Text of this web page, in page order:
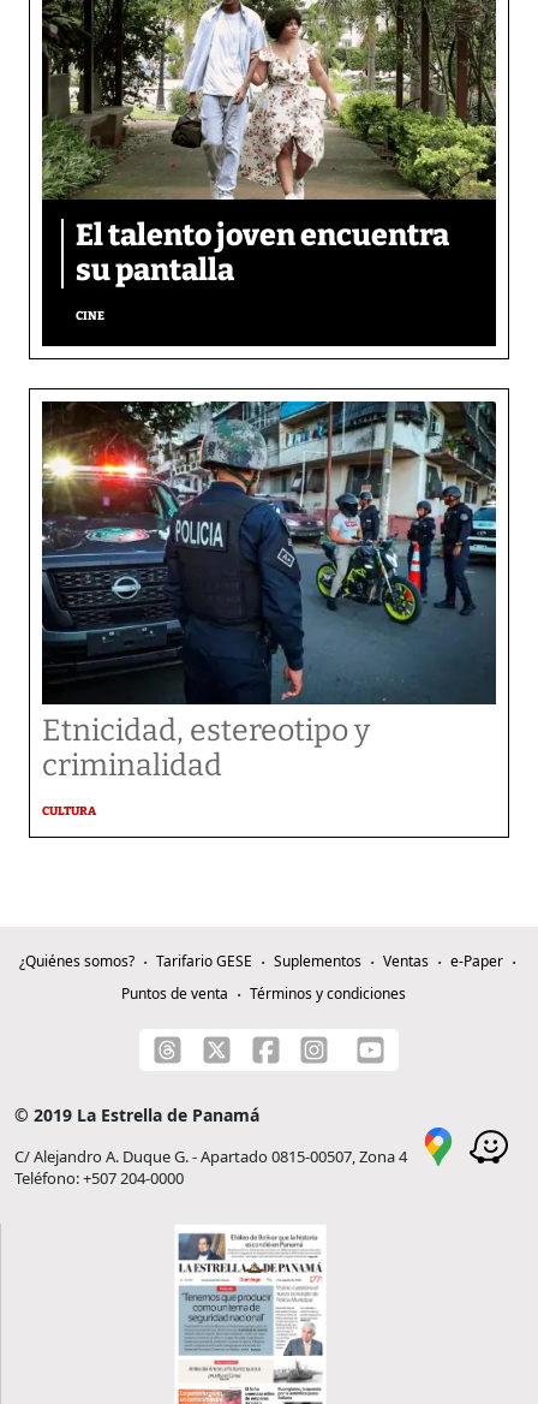
El talento joven encuentra
su pantalla​
CINE
Etnicidad, estereotipo y
criminalidad
CULTURA
¿Quiénes somos? Tarifario GESE Suplementos Ventas
e-Paper
Puntos de venta
Términos y condiciones
© 2019 La Estrella de Panamá
C/ Alejandro A. Duque G. - Apartado 0815-00507, Zona 4
Teléfono: +507 204-0000